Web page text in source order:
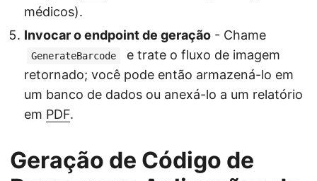
médicos).
Invocar o endpoint de geração - Chame
GenerateBarcode
e trate o fluxo de imagem
retornado; você pode então armazená-lo em
um banco de dados ou anexá-lo a um relatório
em PDF.
Geração de Código de